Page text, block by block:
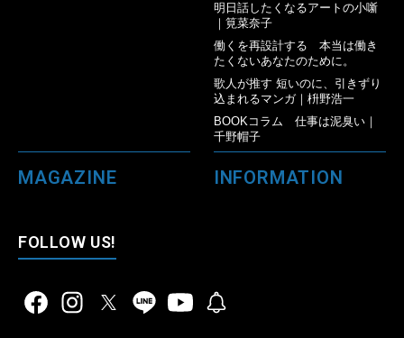
明日話したくなるアートの小噺
｜筧菜奈子
働くを再設計する 本当は働き
たくないあなたのために。
歌人が推す 短いのに、引きずり
込まれるマンガ｜枡野浩一
BOOKコラム 仕事は泥臭い｜
千野帽子
MAGAZINE INFORMATION
FOLLOW US!